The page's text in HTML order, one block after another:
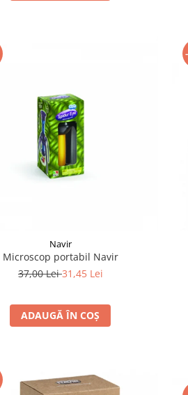
Navir
Microscop portabil Navir
37,00 Lei31,45 Lei
ADAUGĂ ÎN COȘ